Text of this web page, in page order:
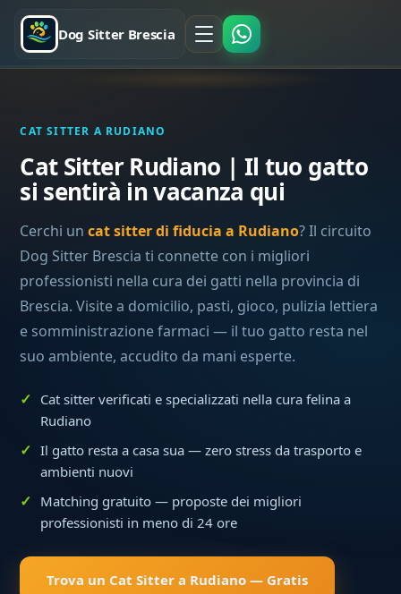
Dog Sitter Brescia
CAT SITTER A RUDIANO
Cat Sitter Rudiano | Il tuo gatto
si sentirà in vacanza qui
Cerchi uncat sitter di fiducia a Rudiano? Il circuito
Dog Sitter Brescia ti connette con i migliori
professionisti nella cura dei gatti nella provincia di
Brescia. Visite a domicilio, pasti, gioco, pulizia lettiera
e somministrazione farmaci — il tuo gatto resta nel
suo ambiente, accudito da mani esperte.
Cat sitter verificati e specializzati nella cura felina a
Rudiano
Il gatto resta a casa sua — zero stress da trasporto e
ambienti nuovi
Matching gratuito — proposte dei migliori
professionisti in meno di 24 ore
Trova un Cat Sitter a Rudiano — Gratis